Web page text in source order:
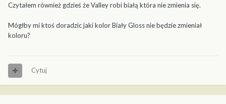
Czytałem również gdzieś że Valley robi białą która nie zmienia się.
Mógłby mi ktoś doradzic jaki kolor Biały Gloss nie będzie zmieniał
koloru?
Cytuj